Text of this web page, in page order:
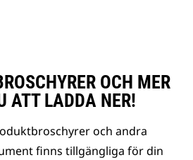
OCH MER
ATT LADDA NER!
och andra
finns tillgängliga för din